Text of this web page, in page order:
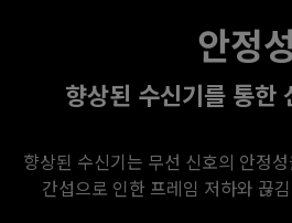
안정성
향상된 수신기를 통한
향상된 수신기는 무선 신호의 안정
간섭으로 인한 프레임 저하와 끊